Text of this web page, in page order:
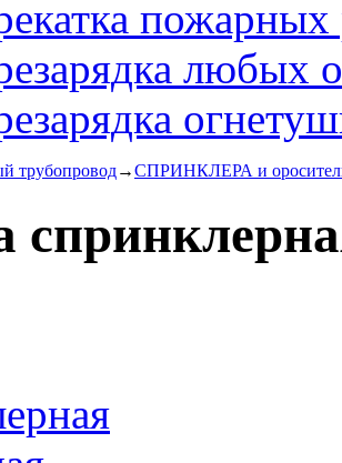
пожарных
любых
трубопровод→СПРИНКЛЕРА и